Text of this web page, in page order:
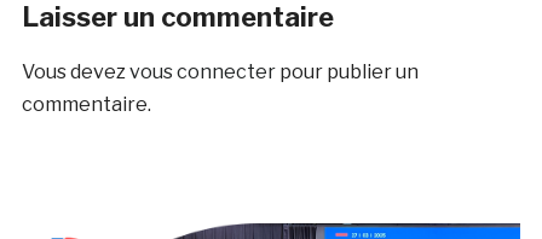
Laisser un commentaire
Vous devezvous connecterpour publier un
commentaire.